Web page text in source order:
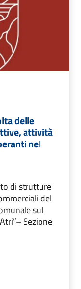
delle
attività
nel
di strutture
del
sul
Sezione